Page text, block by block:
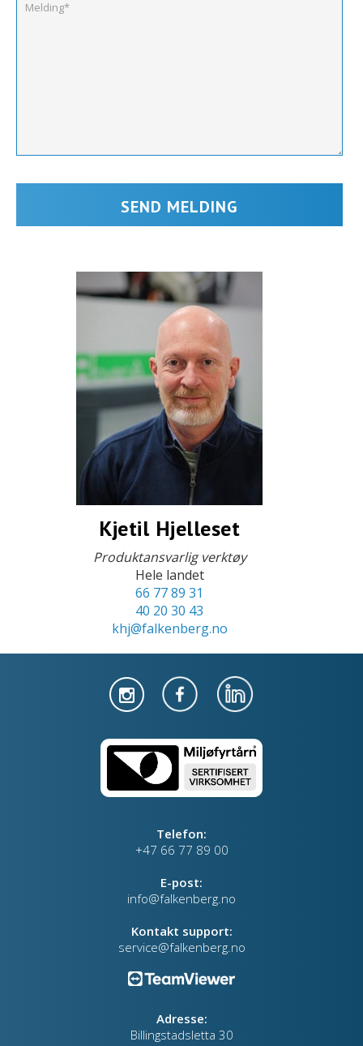
Kjetil Hjelleset
Produktansvarlig verktøy
Hele landet
66 77 89 31
40 20 30 43
khj@falkenberg.no
Telefon:
+47 66 77 89 00
E-post:
info@falkenberg.no
Kontakt support:
service@falkenberg.no
Adresse:
Billingstadsletta 30